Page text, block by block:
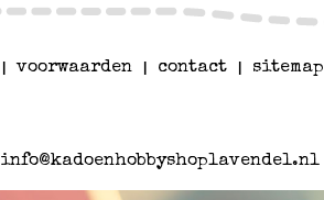
voorwaarden contact sitemap
info@kadoenhobbyshoplavendel.nl